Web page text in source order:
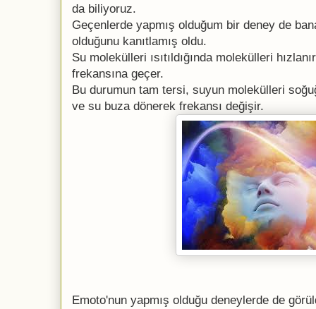
da biliyoruz.
Geçenlerde yapmış olduğum bir deney de
olduğunu kanıtlamış oldu.
Su molekülleri ısıtıldığında molekülleri
frekansına geçer.
Bu durumun tam tersi, suyun molekülleri
ve su buza dönerek frekansı değişir.
Emoto'nun yapmış olduğu deneylerde de